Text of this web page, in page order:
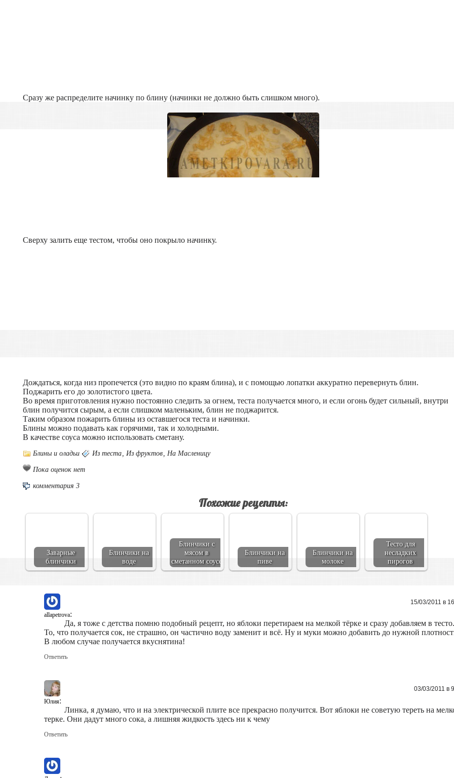
Сразу же распределите начинку по блину (начинки не должно быть слишком много).
Сверху залить еще тестом, чтобы оно покрыло начинку.
Дождаться, когда низ пропечется (это видно по краям блина), и с помощью лопатки аккуратно перевернуть блин.
Поджарить его до золотистого цвета.
Во время приготовления нужно постоянно следить за огнем, теста получается много, и если огонь будет сильный, внутри
блин получится сырым, а если слишком маленьким, блин не поджарится.
Таким образом пожарить блины из оставшегося теста и начинки.
Блины можно подавать как горячими, так и холодными.
В качестве соуса можно использовать сметану.
Блины и оладьи Из теста,Из фруктов,На Масленицу
Пока оценок нет
комментария 3
Похожие рецепты:
Заварные
блинчики
Блинчики на
воде
Блинчики с
мясом в
сметанном соусе
Блинчики на
пиве
Блинчики на
молоке
Тесто для
несладких
пирогов
allapetrova:
15/03/2011 в
Да, я тоже с детства помню подобный рецепт, но яблоки перетираем на мелкой тёрке и сразу добавляем в
То, что получается сок, не страшно, он частично воду заменит и всё. Ну и муки можно добавить до нужной
В любом случае получается вкуснятина!
Ответить
Юлия:
03/03/2011 в
Линка, я думаю, что и на электрической плите все прекрасно получится. Вот яблоки не советую тереть на
терке. Они дадут много сока, а лишняя жидкость здесь ни к чему
Ответить